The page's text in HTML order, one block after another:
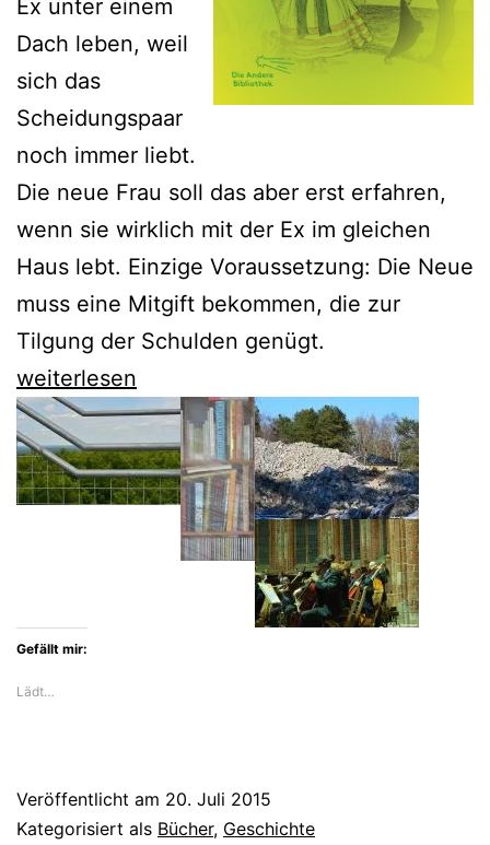
Ex unter einem
Dach leben, weil
sich das
Scheidungspaar
noch immer liebt.
Die neue Frau soll das aber erst erfahren,
wenn sie wirklich mit der Ex im gleichen
Haus lebt. Einzige Voraussetzung: Die Neue
muss eine Mitgift bekommen, die zur
Tilgung der Schulden genügt.
Die
absonderliche
Brautschau
von
England
weiterlesen
Gefällt mir:
Lädt…
Veröffentlicht am 20. Juli 2015
Kategorisiert als Bücher, Geschichte